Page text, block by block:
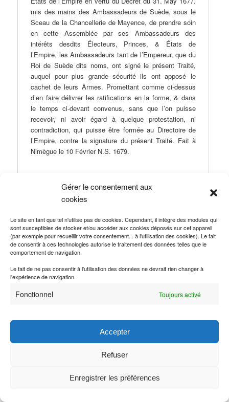
Gérer le consentement aux
cookies
Le site en tant que tel n'utilise pas de cookies. Cependant, il intègre des modules qui
sont susceptibles de stocker et/ou accéder aux cookies déposés sur cet appareil
(par exemple pour recueillir votre consentement... à l'utilisation des cookies). Le fait
de consentir à ces technologies autorise le traitement des données telles que le
comportement de navigation.
Le fait de ne pas consentir à l'utilisation des données ne devrait rien changer à
l'expérience de navigation.
Fonctionnel Toujours activé
Accepter
Refuser
Enregistrer les préférences
mis des mains des Ambassadeurs de Suède, sous le
Sceau de la Chancellerie de Mayence, de prendre soin
en cette Assemblée par ses Ambassadeurs des
intérêts desdits Électeurs, Princes, & États de
l’Empire, les Ambassadeurs tant de l’Empereur, que du
Roi de Suède dits noms, ont signé le présent Traité,
auquel pour plus grande sécurité ils ont apposé le
cachet de leurs Armes. Promettant comme ci-dessus
d’en faire délivrer les ratifications en la forme, & dans
le temps ci-devant convenus, sans que l’on puisse
recevoir, ni avoir égard à quelque protestation, ni
contradiction, qui puisse être formée au Directoire de
l’Empire, contre la signature du présent Traité. Fait à
Nimègue le 10 Février N.S. 1679.
Traité de paix
germanique,Suède
1679, 5 février, Traité de
Nimègue
Publié le06/06/2023
publiéin